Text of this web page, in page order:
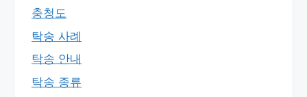
충청도
탁송 사례
탁송 안내
탁송 종류